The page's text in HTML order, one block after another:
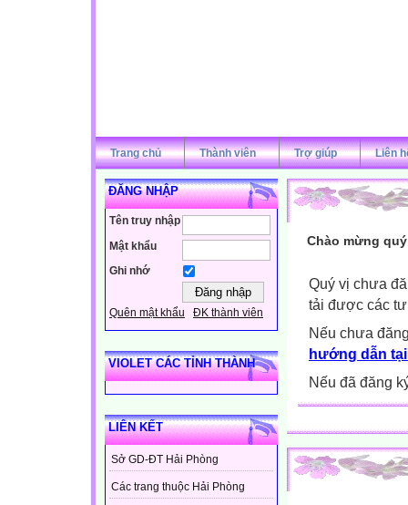
Trang chủ Thành viên Trợ giúp Liên
ĐĂNG NHẬP
Tên truy nhập
Mật khẩu
Ghi nhớ
Quên mật khẩu ĐK thành viên
VIOLET CÁC TỈNH THÀNH
LIÊN KẾT
Sở GD-ĐT Hải Phòng
Các trang thuộc Hải Phòng
Chào mừng
Quý vị chưa
tải được các
Nếu chưa
hướng dẫn
Nếu đã đăng